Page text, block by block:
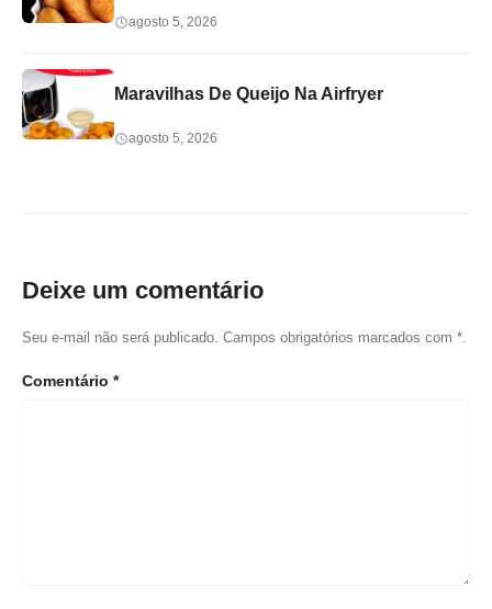
agosto 5, 2026
Maravilhas De Queijo Na Airfryer
agosto 5, 2026
Deixe um comentário
Seu e-mail não será publicado. Campos obrigatórios marcados com *.
Comentário *